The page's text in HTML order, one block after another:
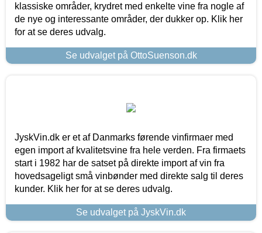
klassiske områder, krydret med enkelte vine fra nogle af
de nye og interessante områder, der dukker op. Klik her
for at se deres udvalg.
Se udvalget på OttoSuenson.dk
JyskVin.dk er et af Danmarks førende vinfirmaer med
egen import af kvalitetsvine fra hele verden. Fra firmaets
start i 1982 har de satset på direkte import af vin fra
hovedsageligt små vinbønder med direkte salg til deres
kunder. Klik her for at se deres udvalg.
Se udvalget på JyskVin.dk